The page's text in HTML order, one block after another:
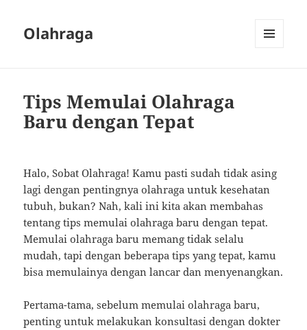
Olahraga
Tips Memulai Olahraga
Baru dengan Tepat
Halo, Sobat Olahraga! Kamu pasti sudah tidak asing
lagi dengan pentingnya olahraga untuk kesehatan
tubuh, bukan? Nah, kali ini kita akan membahas
tentang tips memulai olahraga baru dengan tepat.
Memulai olahraga baru memang tidak selalu
mudah, tapi dengan beberapa tips yang tepat, kamu
bisa memulainya dengan lancar dan menyenangkan.
Pertama-tama, sebelum memulai olahraga baru,
penting untuk melakukan konsultasi dengan dokter